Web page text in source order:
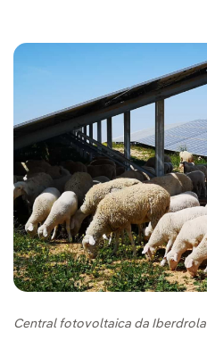
Central fotovoltaica da Iberdrola